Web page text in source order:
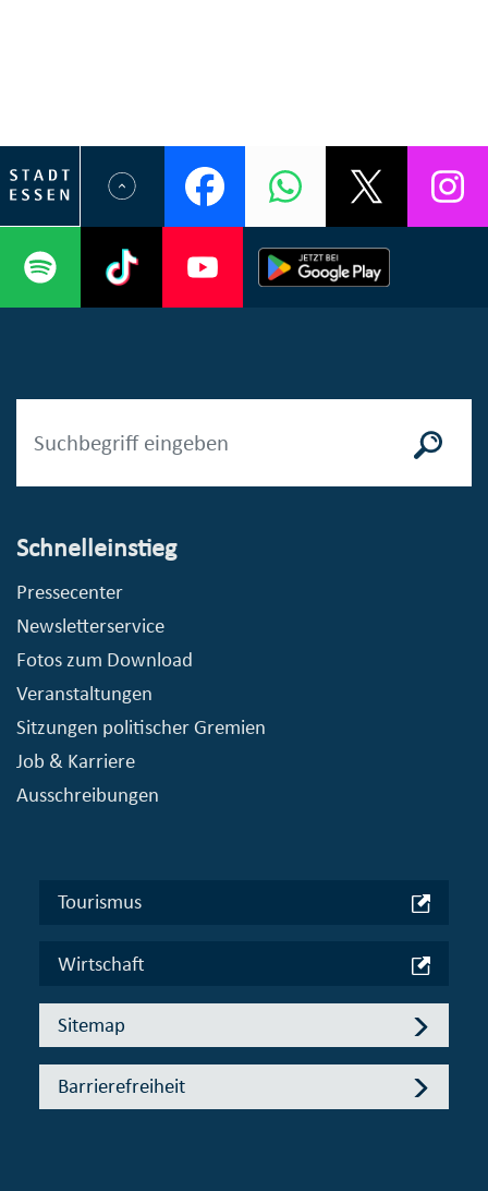
Schnelleinstieg
Pressecenter
Newsletterservice
Fotos zum Download
Veranstaltungen
Sitzungen politischer Gremien
Job & Karriere
Ausschreibungen
Tourismus
Wirtschaft
Sitemap
Barrierefreiheit